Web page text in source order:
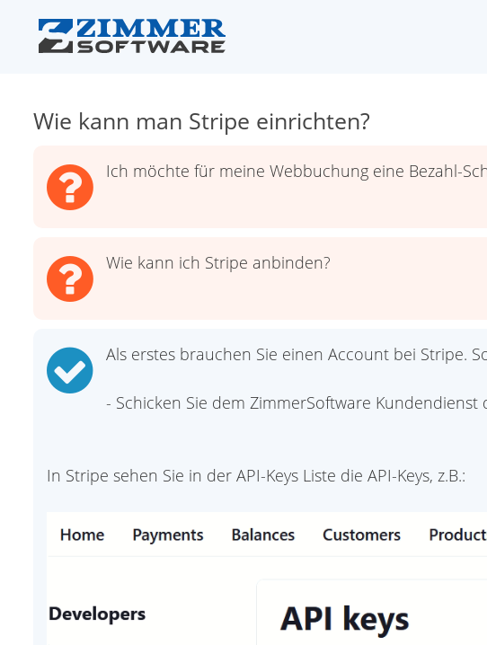
Wie kann man Stripe einrichten?
Ich möchte für meine Webbuchung eine Bezahl-
Wie kann ich Stripe anbinden?
Als erstes brauchen Sie einen Account bei Stripe.
- Schicken Sie dem ZimmerSoftware
In Stripe sehen Sie in der API-Keys Liste die API-Keys, z.B.: